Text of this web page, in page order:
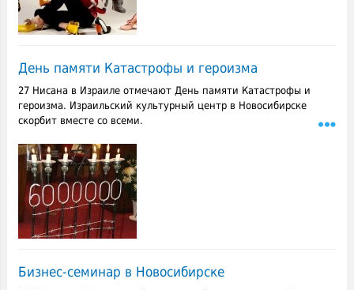
День памяти Катастрофы и героизма
27 Нисана в Израиле отмечают День памяти Катастрофы и
героизма. Израильский культурный центр в Новосибирске
скорбит вместе со всеми.
Бизнес-семинар в Новосибирске